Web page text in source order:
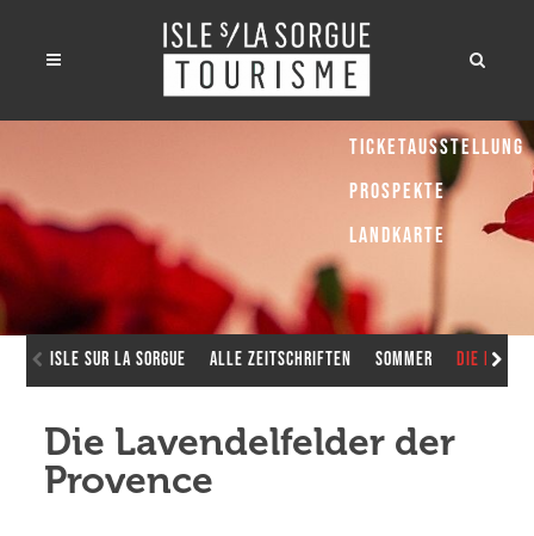
Isle sur la Sorgue Alle Zeitschriften Sommer Die
Die Lavendelfelder der
Provence
Ticketausstellung
Prospekte
Landkarte